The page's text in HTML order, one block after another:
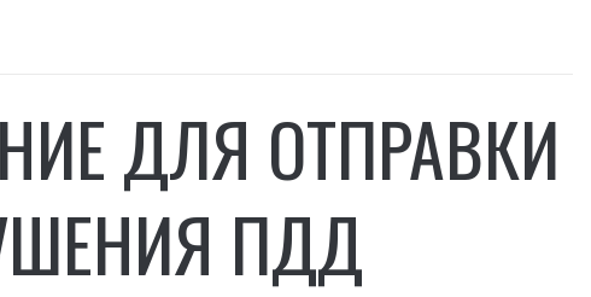
ДЛЯ ОТПРАВКИ
ПДД